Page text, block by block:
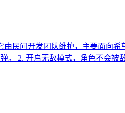
民间开发团队维护，主要面向
。 2. 开启无敌模式，角色不会被